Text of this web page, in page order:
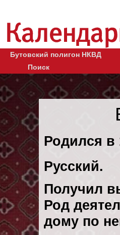
Бутовский полигон НКВД
Поиск
Родился в
Русский.
Получил
Род
дому по